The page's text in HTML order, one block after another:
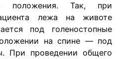
положения. Так, при
лежа на животе
под голеностопные
на спине — под
При проведе­нии общего